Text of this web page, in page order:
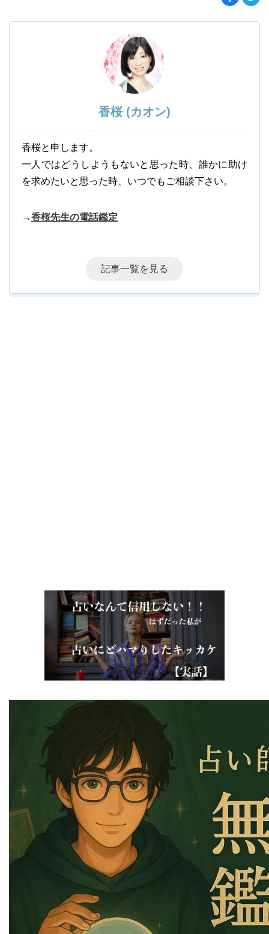
香桜 (カオン)
香桜と申します。
一人ではどうしようもないと思った時、誰かに助け
を求めたいと思った時、いつでもご相談下さい。
→香桜先生の電話鑑定
記事一覧を見る